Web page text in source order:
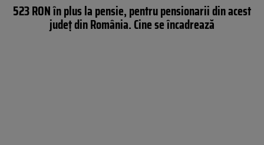
523 RON în plus la pensie, pentru pensionarii din acest
județ din România. Cine se încadrează